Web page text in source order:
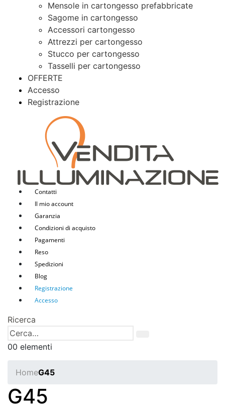
Mensole in cartongesso prefabbricate
Sagome in cartongesso
Accessori cartongesso
Attrezzi per cartongesso
Stucco per cartongesso
Tasselli per cartongesso
OFFERTE
Accesso
Registrazione
Contatti
Il mio account
Garanzia
Condizioni di acquisto
Pagamenti
Reso
Spedizioni
Blog
Registrazione
Accesso
Ricerca
00 elementi
HomeG45
G45